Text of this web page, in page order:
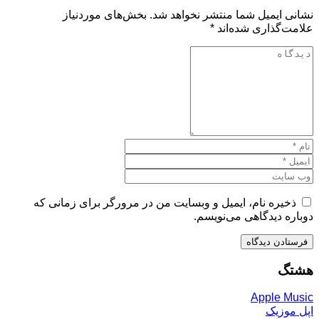
نشانی ایمیل شما منتشر نخواهد شد. بخش‌های موردنیاز
علامت‌گذاری شده‌اند *
ذخیره نام، ایمیل و وبسایت من در مرورگر برای زمانی که
دوباره دیدگاهی می‌نویسم.
هشتگ
Apple Music
اپل موزیک